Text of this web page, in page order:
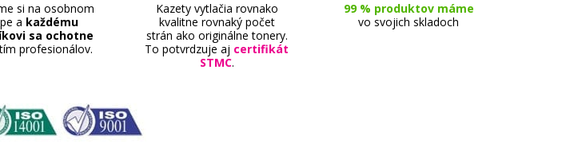
si na osobnom
a každému
sa ochotne
profesionálov.
Kazety vytlačia rovnako
kvalitne rovnaký počet
strán ako originálne tonery.
To potvrdzuje aj certifikát
STMC.
99 % produktov máme
vo svojich skladoch